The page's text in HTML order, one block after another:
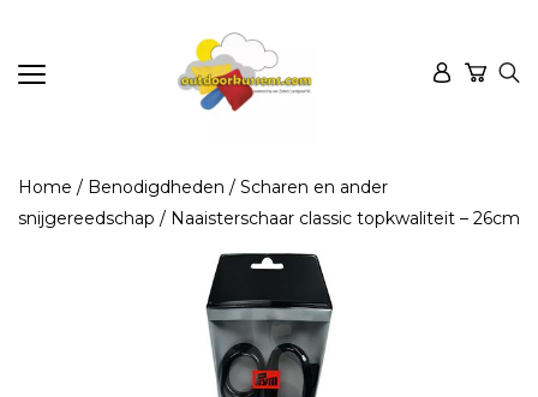
Home / Benodigdheden / Scharen en ander
snijgereedschap / Naaisterschaar classic topkwaliteit – 26cm